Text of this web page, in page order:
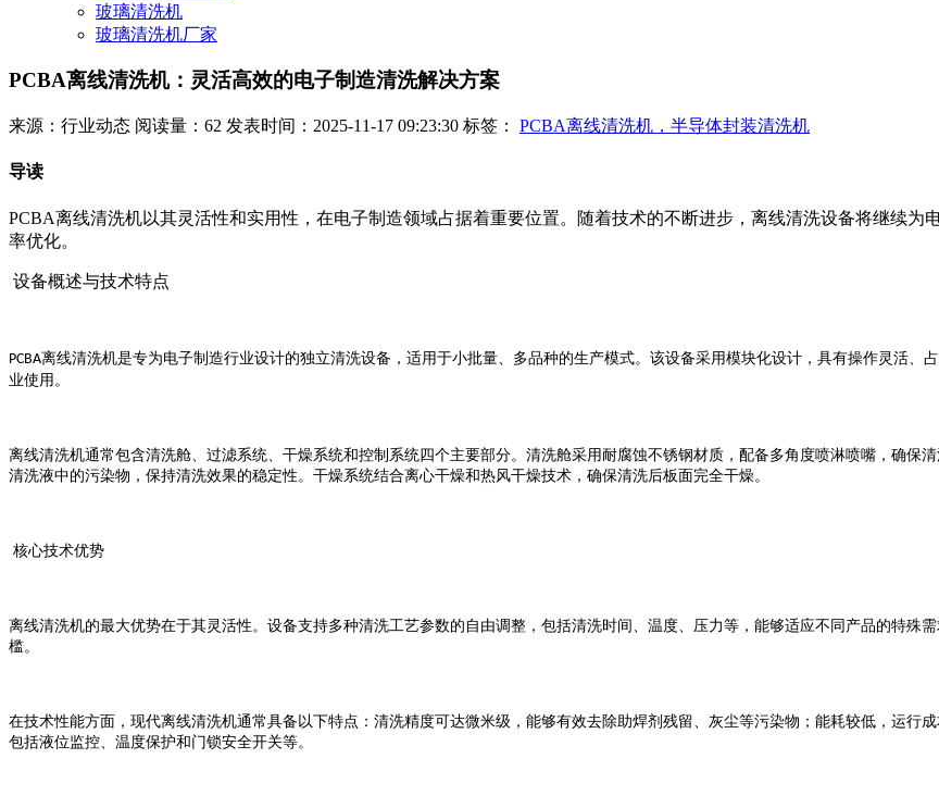
玻璃清洗机
玻璃清洗机厂家
PCBA离线清洗机：灵活高效的电子制造清洗解决方案
来源：行业动态 阅读量：62 发表时间：2025-11-17 09:23:30 标签： PCBA离线清洗机，半导体封装清洗机
导读
PCBA离线清洗机以其灵活性和实用性，在电子制造领域占据着重要位置。随着技术的不断进步，离线清洗设备将继续
率优化。
设备概述与技术特点
PCBA离线清洗机是专为电子制造行业设计的独立清洗设备，适用于小批量、多品种的生产模式。该设备采用模块化设计，具有操作灵活、
业使用。
离线清洗机通常包含清洗舱、过滤系统、干燥系统和控制系统四个主要部分。清洗舱采用耐腐蚀不锈钢材质，配备多角度喷淋喷嘴，确保
清洗液中的污染物，保持清洗效果的稳定性。干燥系统结合离心干燥和热风干燥技术，确保清洗后板面完全干燥。
核心技术优势
离线清洗机的最大优势在于其灵活性。设备支持多种清洗工艺参数的自由调整，包括清洗时间、温度、压力等，能够适应不同产品的特殊
槛。
在技术性能方面，现代离线清洗机通常具备以下特点：清洗精度可达微米级，能够有效去除助焊剂残留、灰尘等污染物；能耗较低，运行
包括液位监控、温度保护和门锁安全开关等。